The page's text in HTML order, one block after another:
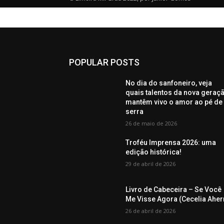
POPULAR POSTS
No dia do sanfoneiro, veja
quais talentos da nova
mantêm vivo o amor ao pé de
serra
26 de maio de 2026
Troféu Imprensa 2026: uma
edição histórica!
29 de abril de 2026
Livro de Cabeceira – Se Você
Me Visse Agora (Cecelia
26 de abril de 2026